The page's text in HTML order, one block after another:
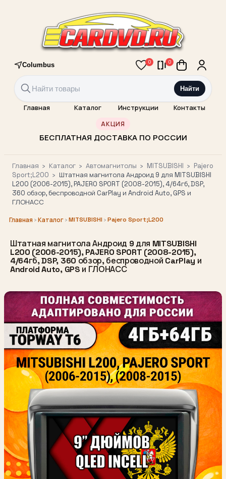
Columbus 0 0
Найти
Главная Каталог Инструкции Контакты
АКЦИЯ
БЕСПЛАТНАЯ ДОСТАВКА ПО РОССИИ
Главная › Каталог › Автомагнитолы › MITSUBISHI › Pajero
Sport;L200 › Штатная магнитола Андроид 9 для MITSUBISHI
L200 (2006-2015), PAJERO SPORT (2008-2015), 4/64гб, DSP,
360 обзор, беспроводной CarPlay и Android Auto, GPS и
ГЛОНАСС
Главная ›Каталог›MITSUBISHI ›Pajero Sport;L200
Штатная магнитола Андроид 9 для MITSUBISHI
L200 (2006-2015), PAJERO SPORT (2008-2015),
4/64гб, DSP, 360 обзор, беспроводной CarPlay и
Android Auto, GPS и ГЛОНАСС